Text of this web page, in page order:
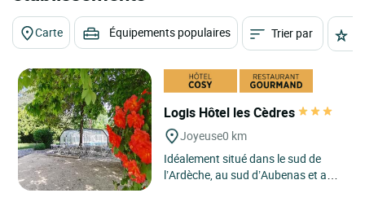
Carte Équipements populaires Trier par
Logis Hôtel les Cèdres
Joyeuse0 km
Idéalement situé dans le sud de
l’Ardèche, au sud d’Aubenas et au